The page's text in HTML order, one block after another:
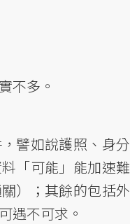
不多。
譬如說護照、身分
「可能」能加速難
）；其餘的包括外
遇不可求。